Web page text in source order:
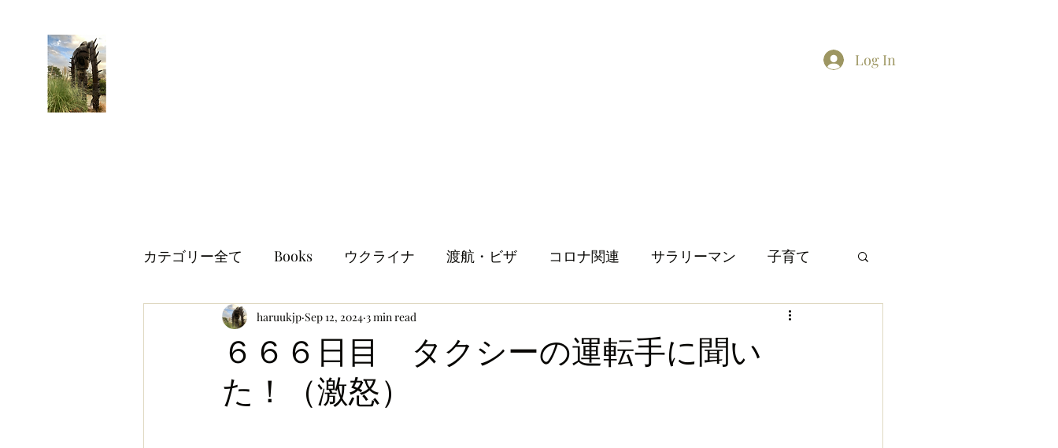
About Contact
Log In
カテゴリー全て Books ウクライナ 渡航・ビザ コロナ関連 サラリーマン 子育て
世界情勢 イギリス生活 健康 日本文化
スポーツ ヨーロッパ
６６６日目 タクシーの運転手に聞い
た！（激怒）
haruukjp Sep 12, 2024 3 min read